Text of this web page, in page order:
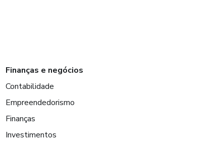
Finanças e negócios
Contabilidade
Empreendedorismo
Finanças
Investimentos